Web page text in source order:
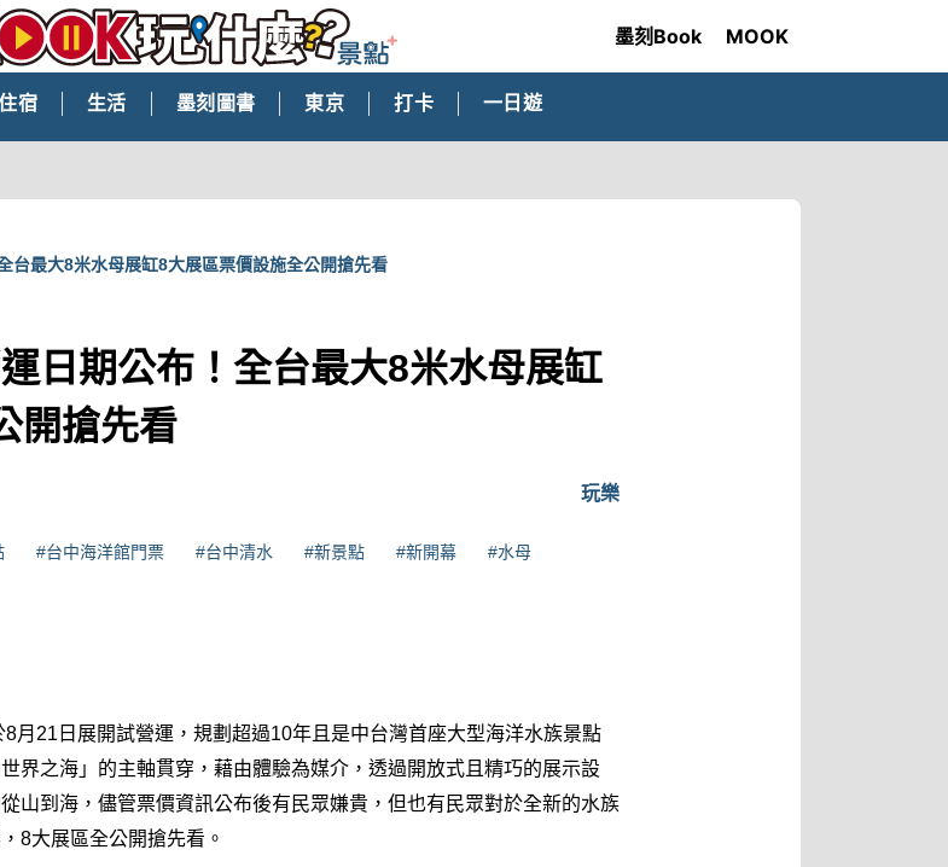
墨刻Book MOOK
宿 生活 墨刻圖書 東京 打卡 一日遊
台最大8米水母展缸8大展區票價設施全公開搶先看
日期公布！全台最大8米水母展缸
開搶先看
玩樂
#台中海洋館門票 #台中清水 #新景點 #新開幕
#水母
月21日展開試營運，規劃超過10年且是中台灣首座大型海洋水族景點
界之海」的主軸貫穿，藉由體驗為媒介，透過開放式且精巧的展示設
山到海，儘管票價資訊公布後有民眾嫌貴，但也有民眾對於全新的水族
8大展區全公開搶先看。